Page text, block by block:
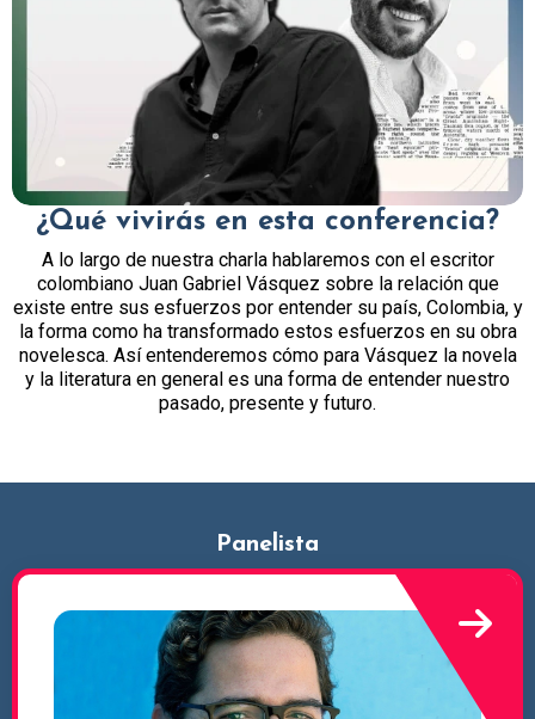
¿Qué vivirás en esta conferencia?
A lo largo de nuestra charla hablaremos con el escritor
colombiano Juan Gabriel Vásquez sobre la relación que
existe entre sus esfuerzos por entender su país, Colombia, y
la forma como ha transformado estos esfuerzos en su obra
novelesca. Así entenderemos cómo para Vásquez la novela
y la literatura en general es una forma de entender nuestro
pasado, presente y futuro.
Panelista